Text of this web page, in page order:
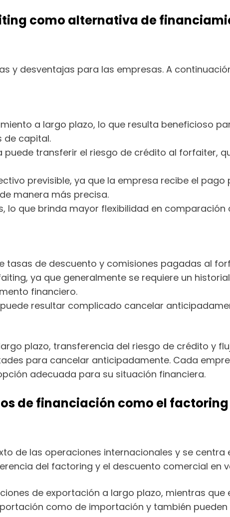
como alternativa de
y desventajas para las empresas. A
a largo plazo, lo que resulta beneficioso
de capital.
puede transferir el riesgo de crédito al forfaiter,
previsible, ya que la empresa recibe el
manera más precisa.
lo que brinda mayor flexibilidad en comparación
tasas de descuento y comisiones pagadas al
ya que generalmente se requiere un
financiero.
puede resultar complicado cancelar
plazo, transferencia del riesgo de crédito y
para cancelar anticipadamente. Cada
adecuada para su situación financiera.
de financiación como el
de las operaciones internacionales y se centra
del factoring y el descuento comercial en
de exportación a largo plazo, mientras que
como de importación y también